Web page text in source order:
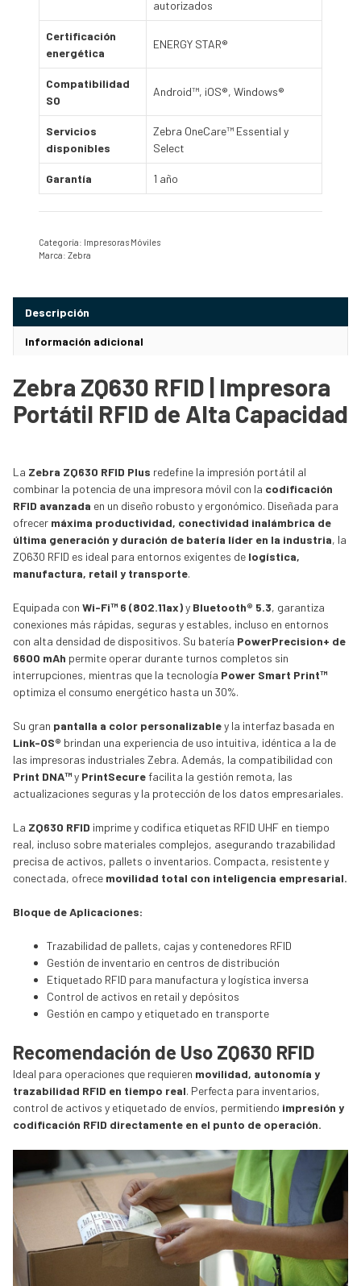
autorizados
Certificación
energética
ENERGY STAR®
Compatibilidad
SO
Android™, iOS®, Windows®
Servicios
disponibles
Zebra OneCare™ Essential y
Select
Garantía 1 año
Categoría: Impresoras Móviles
Marca: Zebra
Descripción
Información adicional
Zebra ZQ630 RFID | Impresora
Portátil RFID de Alta Capacidad
La Zebra ZQ630 RFID Plus redefine la impresión portátil al
combinar la potencia de una impresora móvil con la codificación
RFID avanzada en un diseño robusto y ergonómico. Diseñada para
ofrecer máxima productividad, conectividad inalámbrica de
última generación y duración de batería líder en la industria, la
ZQ630 RFID es ideal para entornos exigentes de logística,
manufactura, retail y transporte.
Equipada con Wi-Fi™ 6 (802.11ax)y Bluetooth® 5.3, garantiza
conexiones más rápidas, seguras y estables, incluso en entornos
con alta densidad de dispositivos. Su batería PowerPrecision+ de
6600 mAh permite operar durante turnos completos sin
interrupciones, mientras que la tecnología Power Smart Print™
optimiza el consumo energético hasta un 30%.
Su gran pantalla a color personalizabley la interfaz basada en
Link-OS® brindan una experiencia de uso intuitiva, idéntica a la de
las impresoras industriales Zebra. Además, la compatibilidad con
Print DNA™y PrintSecure facilita la gestión remota, las
actualizaciones seguras y la protección de los datos empresariales.
La ZQ630 RFID imprime y codifica etiquetas RFID UHF en tiempo
real, incluso sobre materiales complejos, asegurando trazabilidad
precisa de activos, pallets o inventarios. Compacta, resistente y
conectada, ofrece movilidad total con inteligencia empresarial.
Bloque de Aplicaciones:
Trazabilidad de pallets, cajas y contenedores RFID
Gestión de inventario en centros de distribución
Etiquetado RFID para manufactura y logística inversa
Control de activos en retail y depósitos
Gestión en campo y etiquetado en transporte
Recomendación de Uso ZQ630 RFID
Ideal para operaciones que requieren movilidad, autonomía y
trazabilidad RFID en tiempo real. Perfecta para inventarios,
control de activos y etiquetado de envíos, permitiendo impresión y
codificación RFID directamente en el punto de operación.